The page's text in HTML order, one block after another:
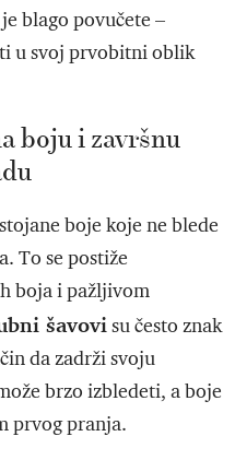
blago povučete –
u svoj prvobitni oblik
boju i završnu
boje koje ne blede
To se postiže
boja i pažljivom
šavovisu često znak
da zadrži svoju
brzo izbledeti, a boje
prvog pranja.